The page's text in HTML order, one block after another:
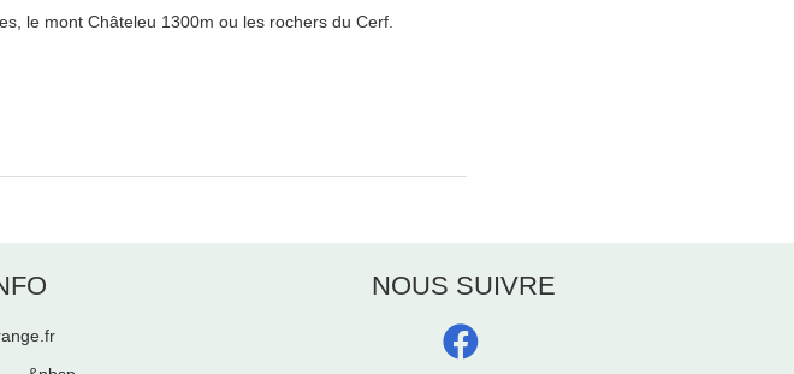
le mont Châteleu 1300m ou les rochers du Cerf.
NOUS SUIVRE